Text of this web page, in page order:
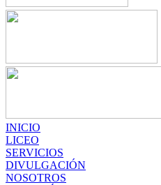
INICIO
LICEO
SERVICIOS
DIVULGACIÓN
NOSOTROS